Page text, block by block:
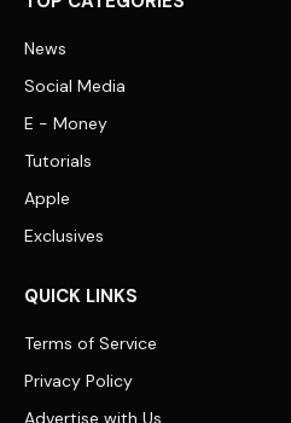
News
Social Media
E - Money
Tutorials
Apple
Exclusives
QUICK LINKS
Terms of Service
Privacy Policy
Advertise with Us